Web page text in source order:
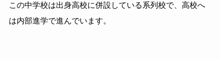
この中学校は出身高校に併設している系列校で、高校へ
は内部進学で進んでいます。